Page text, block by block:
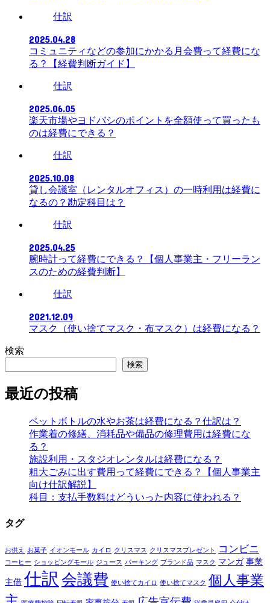
仕訳
2025.04.28
コミュニティなどの参加にかかる月会費って経費にな
る？【経費判断ガイド】
仕訳
2025.06.05
楽天市場やヨドバシのポイントを全額使って買ったも
のは経費にできる？
仕訳
2025.10.08
貸し会議室（レンタルオフィス）の一時利用は経費に
なるの？勘定科目は？
仕訳
2025.04.25
腕時計って経費にできる？【個人事業主・フリーラン
スのための経費判断】
仕訳
2021.12.09
マスク（使い捨てマスク・布マスク）は経費になる？
検索
検索
最近の投稿
ペットボトルの水やお茶は経費になる？仕訳は？
作業着の修繕、消耗品や備品の修理費用は経費にな
る？
施設利用・スタジオレンタルは経費になる？
粗大ごみに出す費用って経費にできる？【個人事業主
向け仕訳解説】
科目：支払手数料はどういった内容に使われる？
タグ
お供え お菓子 イオンモール カイロ クリスマス クリスマスプレゼント コンビニ
コーヒー ショッピングモール ジュース パーキング ブランド品 マスク マンガ 事業
主借 仕訳 会議費 使い捨てカイロ 使い捨てマスク 個人事業